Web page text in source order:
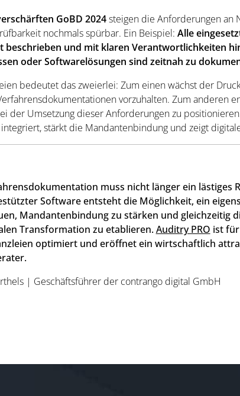
GoBD 2024steigen die Anforderungen an
nochmals spürbar. Ein Beispiel: Alle
beschrieben und mit klaren Verantwortlichkeiten
oder Softwarelösungen sind zeitnah zu
bedeutet das zweierlei: Zum einen wächst der
vorzuhalten. Zum anderen
der Umsetzung dieser Anforderungen zu
stärkt die Mandantenbindung und zeigt
muss nicht länger ein lästiges
Software entsteht die Möglichkeit, ein
Mandantenbindung zu stärken und gleichzeitig
Transformation zu etablieren.Auditry PRO ist
optimiert und eröffnet ein wirtschaftlich
| Geschäftsführer der contrango digital GmbH